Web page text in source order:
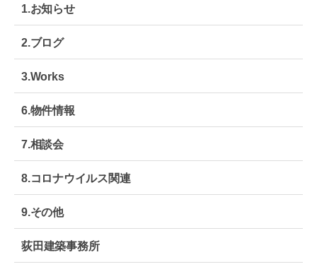
タ
モ
ノ
く
り
｜
生
野
区
1.お知らせ
2.ブログ
3.Works
6.物件情報
7.相談会
8.コロナウイルス関連
9.その他
荻田建築事務所